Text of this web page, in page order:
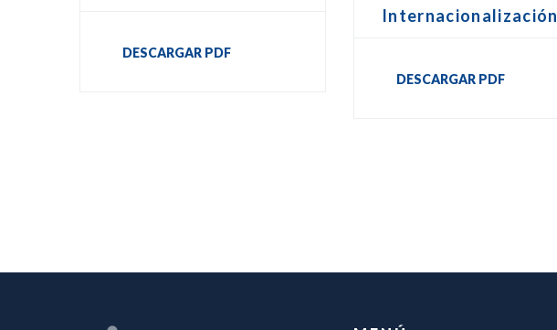
DESCARGAR PDF
Internacionalización
DESCARGAR PDF